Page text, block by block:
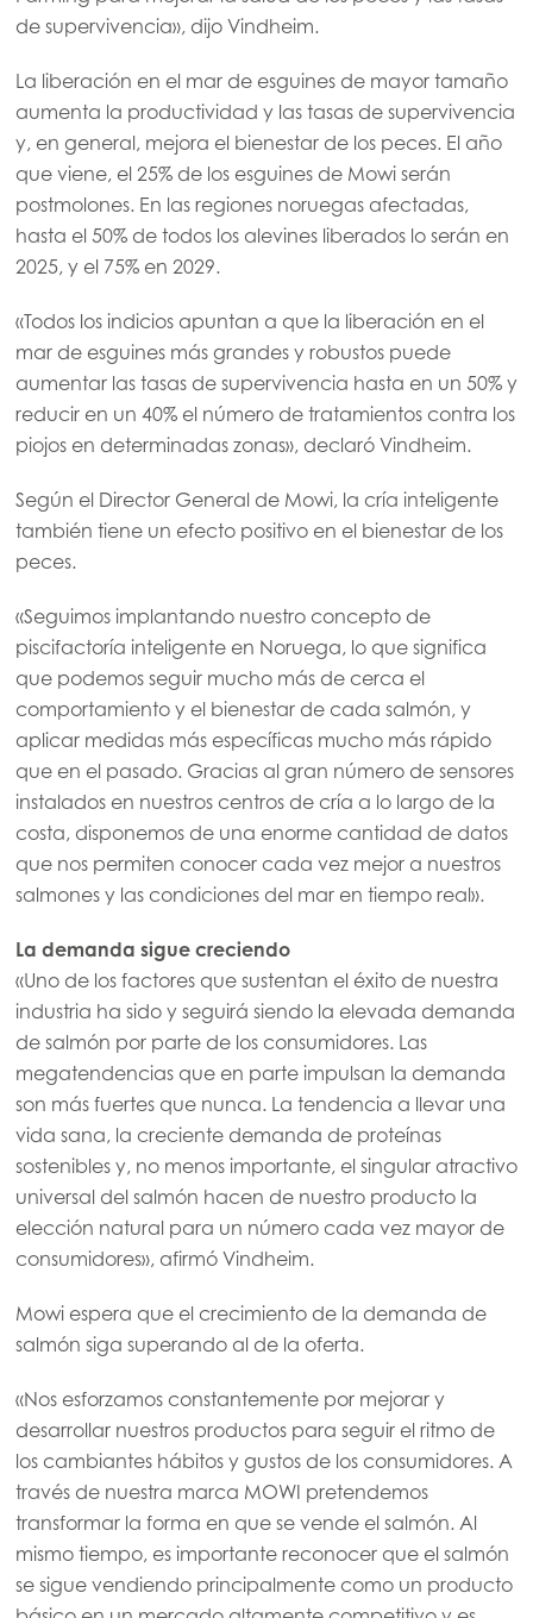
Mowi Czechia (EN)
Mowi Faroe Islands
Mowi France
Mowi Germany
Mowi Ireland
Mowi Italy
Mowi Norway
Mowi Poland
Mowi Scotland
Mowi Turkey
Americas
Mowi Canada East
Mowi Canada West
Mowi Chile
Mowi USA
Continúe en
de supervivencia», dijo Vindheim.
La liberación en el mar de esguines de mayor tamaño
aumenta la productividad y las tasas de supervivencia
y, en general, mejora el bienestar de los peces. El año
que viene, el 25% de los esguines de Mowi serán
postmolones. En las regiones noruegas afectadas,
hasta el 50% de todos los alevines liberados lo serán en
2025, y el 75% en 2029.
«Todos los indicios apuntan a que la liberación en el
mar de esguines más grandes y robustos puede
aumentar las tasas de supervivencia hasta en un 50% y
reducir en un 40% el número de tratamientos contra los
piojos en determinadas zonas», declaró Vindheim.
Según el Director General de Mowi, la cría inteligente
también tiene un efecto positivo en el bienestar de los
peces.
«Seguimos implantando nuestro concepto de
piscifactoría inteligente en Noruega, lo que significa
que podemos seguir mucho más de cerca el
comportamiento y el bienestar de cada salmón, y
aplicar medidas más específicas mucho más rápido
que en el pasado. Gracias al gran número de sensores
instalados en nuestros centros de cría a lo largo de la
costa, disponemos de una enorme cantidad de datos
que nos permiten conocer cada vez mejor a nuestros
salmones y las condiciones del mar en tiempo real».
La demanda sigue creciendo
«Uno de los factores que sustentan el éxito de nuestra
industria ha sido y seguirá siendo la elevada demanda
de salmón por parte de los consumidores. Las
megatendencias que en parte impulsan la demanda
son más fuertes que nunca. La tendencia a llevar una
vida sana, la creciente demanda de proteínas
sostenibles y, no menos importante, el singular atractivo
universal del salmón hacen de nuestro producto la
elección natural para un número cada vez mayor de
consumidores», afirmó Vindheim.
Mowi espera que el crecimiento de la demanda de
salmón siga superando al de la oferta.
«Nos esforzamos constantemente por mejorar y
desarrollar nuestros productos para seguir el ritmo de
los cambiantes hábitos y gustos de los consumidores. A
través de nuestra marca MOWI pretendemos
transformar la forma en que se vende el salmón. Al
mismo tiempo, es importante reconocer que el salmón
se sigue vendiendo principalmente como un producto